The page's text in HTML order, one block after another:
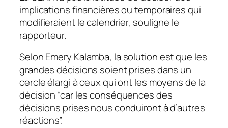
implications financières ou temporaires qui
modifieraient le calendrier, souligne le
rapporteur.
Selon Emery Kalamba, la solution est que les
grandes décisions soient prises dans un
cercle élargi à ceux qui ont les moyens de la
décision “car les conséquences des
décisions prises nous conduiront à d’autres
réactions”.